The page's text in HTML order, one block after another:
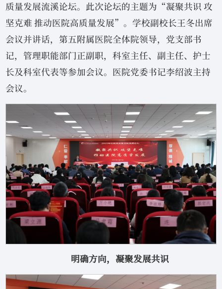
质量发展流溪论坛。此次论坛的主题为“凝聚共识 攻
坚克难 推动医院高质量发展”。学校副校长王冬出席
会议并讲话，第五附属医院全体院领导，党支部书
记，管理职能部门正副职，科室主任、副主任、护士
长及科室代表等参加会议。医院党委书记李绍波主持
会议。
明确方向，凝聚发展共识